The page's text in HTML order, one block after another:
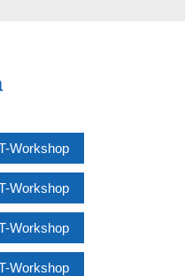
Workshop
Workshop
Workshop
Workshop